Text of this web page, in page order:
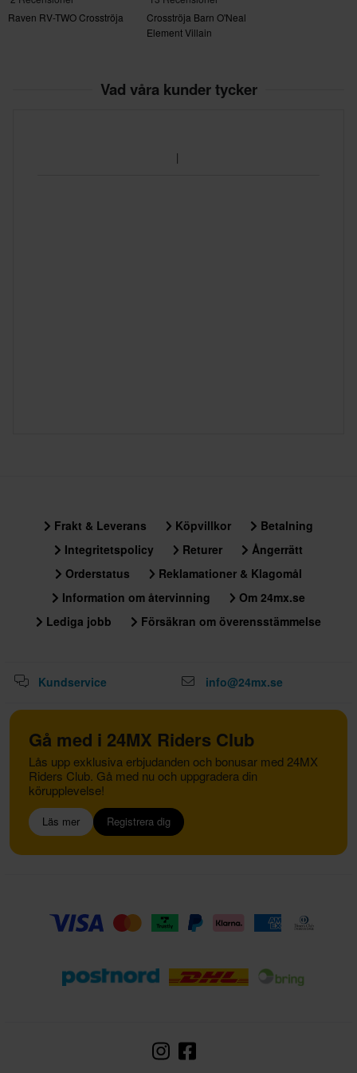
Raven RV-TWO Crosströja
Crosströja Barn O'Neal
Element Villain
Vad våra kunder tycker
Frakt & Leverans Köpvillkor
Betalning
Integritetspolicy
Returer
Ångerrätt
Orderstatus
Reklamationer & Klagomål
Information om återvinning
Om 24mx.se
Lediga jobb
Försäkran om överensstämmelse
Kundservice info@24mx.se
Gå med i 24MX Riders Club
Lås upp exklusiva erbjudanden och bonusar med 24MX
Riders Club. Gå med nu och uppgradera din
körupplevelse!
Läs mer Registrera dig